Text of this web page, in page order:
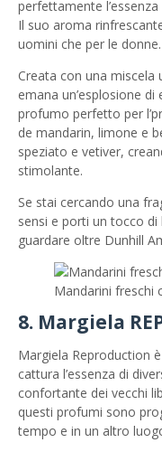
perfettamente
Il suo aroma
uomini che per le donne.
Creata con una miscela
emana un’esplosione
profumo perfetto per
de mandarin, limone e
speziato e vetiver,
stimolante.
Se stai cercando una
sensi e porti un tocco
guardare oltre Dunhill
Mandarini freschi
8. Margiela
Margiela Reproduction
cattura l’essenza di
confortante dei vecchi
questi profumi sono
tempo e in un altro